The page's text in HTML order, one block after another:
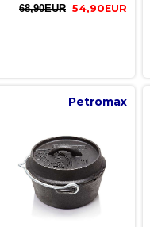
68,90EUR 54,90EUR
Petromax